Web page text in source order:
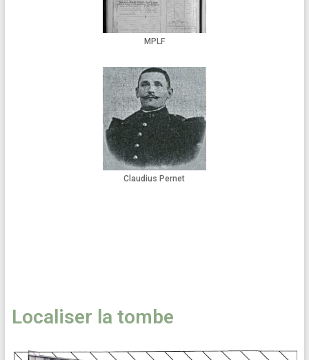
MPLF
Claudius Pernet
Localiser la tombe